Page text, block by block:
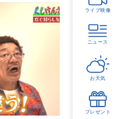
ライブ映像
ニュース
お天気
プレゼント